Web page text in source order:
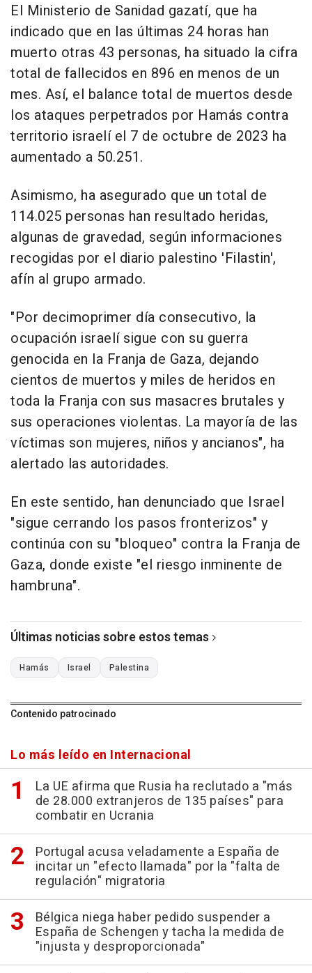
El Ministerio de Sanidad gazatí, que ha
indicado que en las últimas 24 horas han
muerto otras 43 personas, ha situado la cifra
total de fallecidos en 896 en menos de un
mes. Así, el balance total de muertos desde
los ataques perpetrados por Hamás contra
territorio israelí el 7 de octubre de 2023 ha
aumentado a 50.251.
Asimismo, ha asegurado que un total de
114.025 personas han resultado heridas,
algunas de gravedad, según informaciones
recogidas por el diario palestino 'Filastin',
afín al grupo armado.
"Por decimoprimer día consecutivo, la
ocupación israelí sigue con su guerra
genocida en la Franja de Gaza, dejando
cientos de muertos y miles de heridos en
toda la Franja con sus masacres brutales y
sus operaciones violentas. La mayoría de las
víctimas son mujeres, niños y ancianos", ha
alertado las autoridades.
En este sentido, han denunciado que Israel
"sigue cerrando los pasos fronterizos" y
continúa con su "bloqueo" contra la Franja de
Gaza, donde existe "el riesgo inminente de
hambruna".
Últimas noticias sobre estos temas
Hamás Israel Palestina
Contenido patrocinado
Lo más leído en Internacional
La UE afirma que Rusia ha reclutado a "más
de 28.000 extranjeros de 135 países" para
combatir en Ucrania
Portugal acusa veladamente a España de
incitar un "efecto llamada" por la "falta de
regulación" migratoria
Bélgica niega haber pedido suspender a
España de Schengen y tacha la medida de
"injusta y desproporcionada"